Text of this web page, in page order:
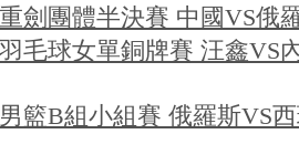
劍團體半決賽 中國VS俄
毛球女單銅牌賽 汪鑫VS
籃B組小組賽 俄羅斯VS